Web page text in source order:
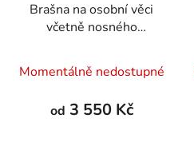
Brašna na osobní věci
včetně nosného
Momentálně nedostupné
od 3 550 Kč